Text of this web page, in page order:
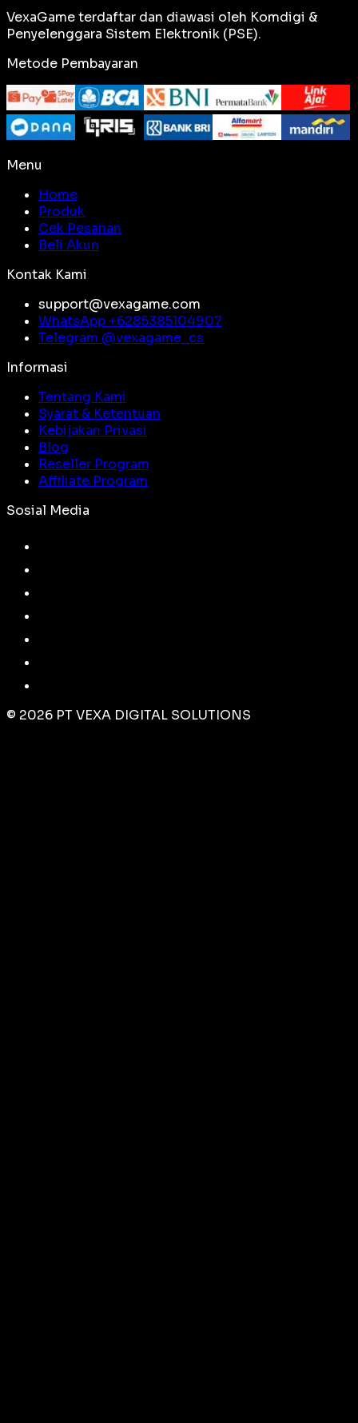
VexaGame terdaftar dan diawasi oleh Komdigi &
Penyelenggara Sistem Elektronik (PSE).
Metode Pembayaran
Menu
Home
Produk
Cek Pesanan
Beli Akun
Kontak Kami
support@vexagame.com
WhatsApp +6285385104907
Telegram @vexagame_cs
Informasi
Tentang Kami
Syarat & Ketentuan
Kebijakan Privasi
Blog
Reseller Program
Affiliate Program
Sosial Media
© 2026 PT VEXA DIGITAL SOLUTIONS